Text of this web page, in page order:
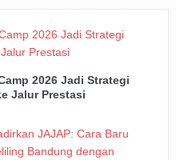
2026 Jadi Strategi
Jalur Prestasi